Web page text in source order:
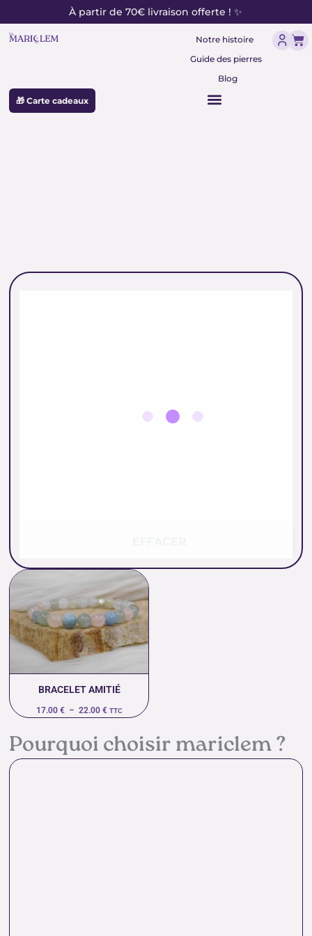
au
contenu
À partir de 70€ livraison offerte ! ✨
Notre histoire
Guide des pierres
Blog
🎁 Carte cadeaux
BRACELET AMITIÉ
17.00 € – 22.00 €
prix :
17.00 €
à
22.00 €
TTC
Pourquoi choisir mariclem ?